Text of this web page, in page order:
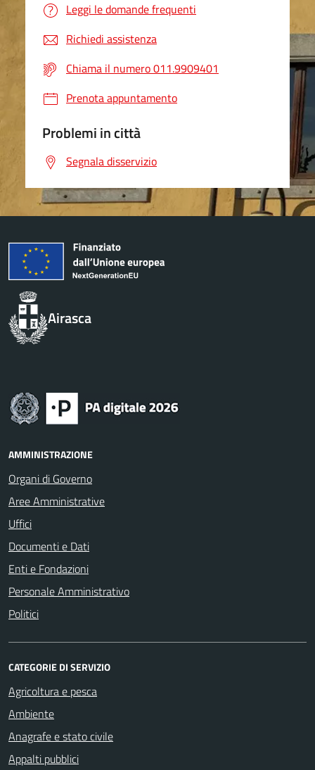
Leggi le domande frequenti
Richiedi assistenza
Chiama il numero 011.9909401
Prenota appuntamento
Problemi in città
Segnala disservizio
Airasca
AMMINISTRAZIONE
Organi di Governo
Aree Amministrative
Uffici
Documenti e Dati
Enti e Fondazioni
Personale Amministrativo
Politici
CATEGORIE DI SERVIZIO
Agricoltura e pesca
Ambiente
Anagrafe e stato civile
Appalti pubblici